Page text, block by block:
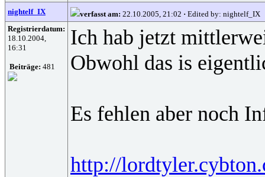
nightelf_IX verfasst am: 22.10.2005, 21:02 · Edited by: nightelf_IX
Registrierdatum:
18.10.2004,
16:31
Beiträge: 481
Ich hab jetzt
Obwohl das is
Es fehlen aber noch
http://